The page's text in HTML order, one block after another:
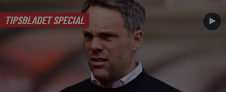
TIPSBLADET SPECIAL ►